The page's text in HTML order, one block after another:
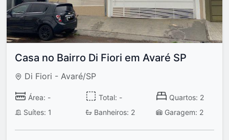
Casa no Bairro Di Fiori em Avaré SP
Di Fiori - Avaré/SP
Área: - Total: -
Quartos: 2
Suítes: 1
Banheiros: 2 Garagem: 2